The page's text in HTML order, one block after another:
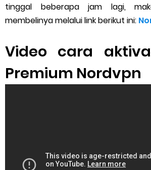
tinggal beberapa jam lagi,
membelinya melalui link berikut ini:
Video cara
Premium Nordvpn